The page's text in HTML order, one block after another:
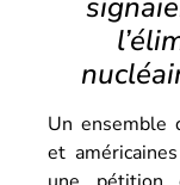
Un ensemble
et